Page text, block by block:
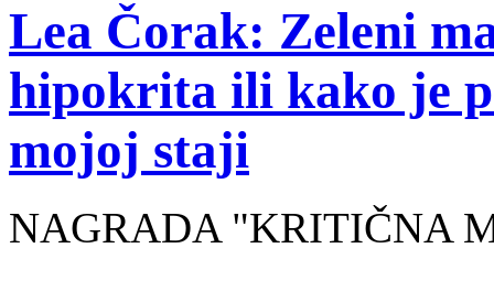
Lea Čorak: Zeleni
hipokrita ili kako je
mojoj staji
NAGRADA "KRITIČNA